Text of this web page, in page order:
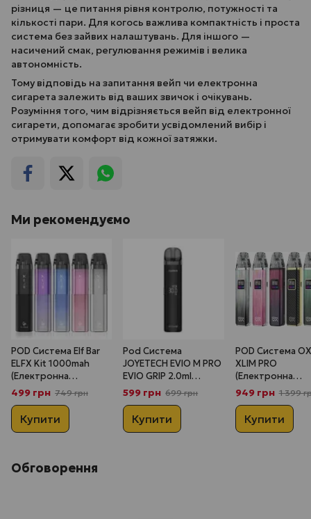
різниця — це питання рівня контролю, потужності та
кількості пари. Для когось важлива компактність і проста
система без зайвих налаштувань. Для іншого —
насичений смак, регулювання режимів і велика
автономність.
Тому відповідь на запитання вейп чи електронна
сигарета залежить від ваших звичок і очікувань.
Розуміння того, чим відрізняється вейп від електронної
сигарети, допомагає зробити усвідомлений вибір і
отримувати комфорт від кожної затяжки.
Ми рекомендуємо
POD Система Elf Bar
ELFX Kit 1000mah
(Електронна
сигарета)
499 грн 749 грн
Купити
Pod Система
JOYETECH EVIO M PRO
EVIO GRIP 2.0ml
1100mAh Black
599 грн 699 грн
Купити
POD Система
XLIM PRO
(Електронна
сигарета)
949 грн 1 399
Купити
Обговорення